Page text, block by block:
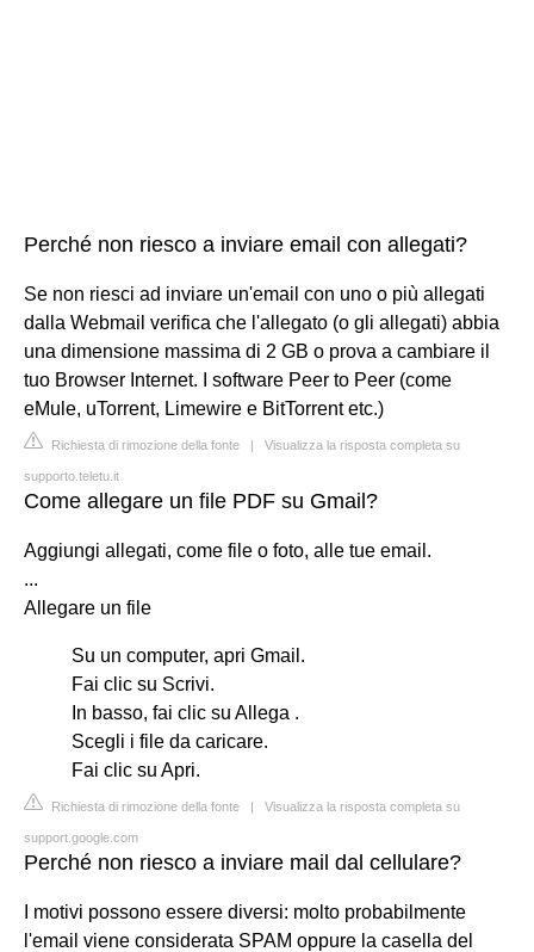
Perché non riesco a inviare email con allegati?
Se non riesci ad inviare un'email con uno o più allegati
dalla Webmail verifica che l'allegato (o gli allegati) abbia
una dimensione massima di 2 GB o prova a cambiare il
tuo Browser Internet. I software Peer to Peer (come
eMule, uTorrent, Limewire e BitTorrent etc.)
Richiesta di rimozione della fonte | Visualizza la risposta completa su
supporto.teletu.it
Come allegare un file PDF su Gmail?
Aggiungi allegati, come file o foto, alle tue email.
...
Allegare un file
Su un computer, apri Gmail.
Fai clic su Scrivi.
In basso, fai clic su Allega .
Scegli i file da caricare.
Fai clic su Apri.
Richiesta di rimozione della fonte | Visualizza la risposta completa su
support.google.com
Perché non riesco a inviare mail dal cellulare?
I motivi possono essere diversi: molto probabilmente
l'email viene considerata SPAM oppure la casella del